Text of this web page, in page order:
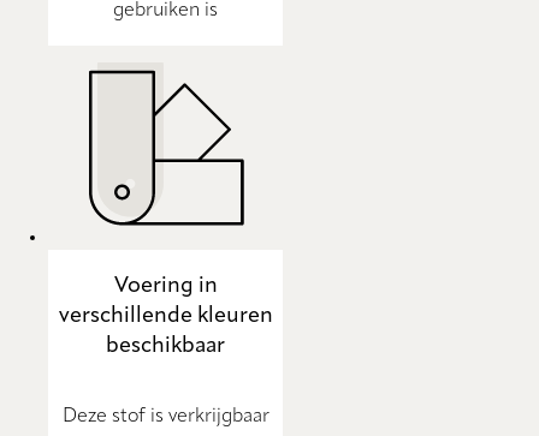
gebruiken is
Voering in
verschillende kleuren
beschikbaar
Deze stof is verkrijgbaar